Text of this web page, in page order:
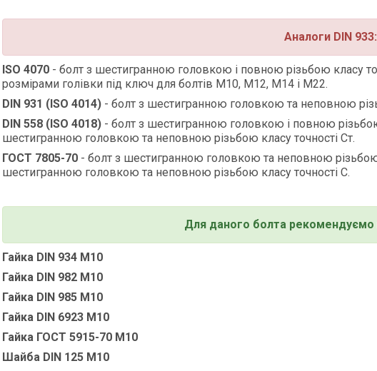
Аналоги DIN 933:
ISO 4070 - болт з шестигранною головкою і повною різьбою класу
розмірами голівки під ключ для болтів M10, М12, М14 і М22.
DIN 931 (ISO 4014) - болт з шестигранною головкою та неповною
DIN 558 (ISO 4018) - болт з шестигранною головкою і повною
шестигранною головкою та неповною різьбою класу точності Ст.
ГОСТ 7805-70 - болт з шестигранною головкою та неповною
шестигранною головкою та неповною різьбою класу точності С.
Для даного болта рекомендуємо
Гайка DIN 934 M10
Гайка DIN 982 М10
Гайка DIN 985 M10
Гайка DIN 6923 M10
Гайка ГОСТ 5915-70 М10
Шайба DIN 125 M10